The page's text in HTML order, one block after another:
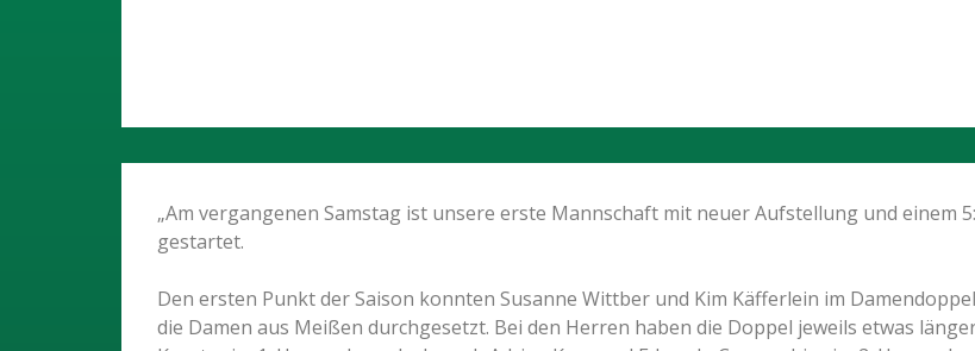
„Am vergangenen Samstag ist unsere erste Mannschaft mit neuer Aufstellung und einem
gestartet.
Den ersten Punkt der Saison konnten Susanne Wittber und Kim Käfferlein im
die Damen aus Meißen durchgesetzt. Bei den Herren haben die Doppel jeweils etwas